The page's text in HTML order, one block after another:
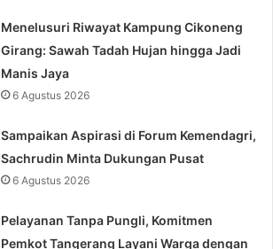
Menelusuri Riwayat Kampung Cikoneng
Girang: Sawah Tadah Hujan hingga Jadi
Manis Jaya
6 Agustus 2026
Sampaikan Aspirasi di Forum Kemendagri,
Sachrudin Minta Dukungan Pusat
6 Agustus 2026
Pelayanan Tanpa Pungli, Komitmen
Pemkot Tangerang Layani Warga dengan